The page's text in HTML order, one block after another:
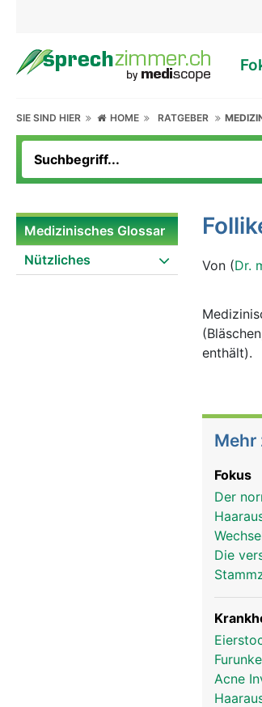
SIE SIND HIER HOME RATGEBER
Medizinisches Glossar
Nützliches
Von (Dr.
enthält).
Mehr
Fokus
Der
Die
Acne